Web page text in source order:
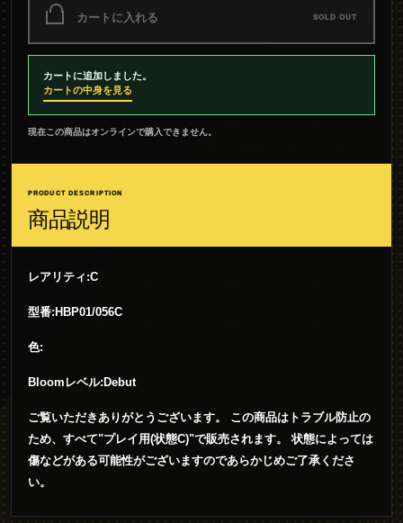
カートに入れる SOLD OUT
カートに追加しました。
カートの中身を見る
現在この商品はオンラインで購入できません。
PRODUCT DESCRIPTION
商品説明
レアリティ:C
型番:HBP01/056C
色:
Bloomレベル:Debut
ご覧いただきありがとうございます。 この商品はトラブル防止の
ため、すべて"プレイ用(状態C)"で販売されます。 状態によっては
傷などがある可能性がございますのであらかじめご了承くださ
い。